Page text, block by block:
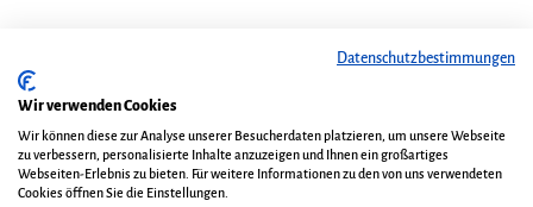
Wir über uns Kontakt
AGB und Gastaufnahmebedingungen
Datenschutzbestimmungen
Wir verwenden Cookies
Wir können diese zur Analyse unserer Besucherdaten platzieren, um unsere Webseite
zu verbessern, personalisierte Inhalte anzuzeigen und Ihnen ein großartiges
Webseiten-Erlebnis zu bieten. Für weitere Informationen zu den von uns verwendeten
Cookies öffnen Sie die Einstellungen.